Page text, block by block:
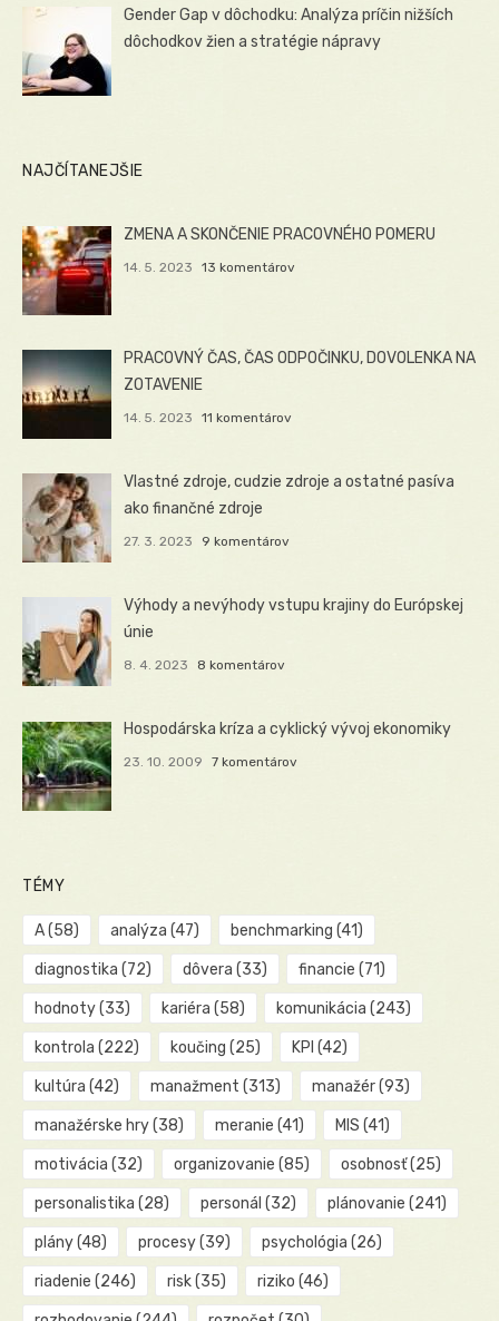
Gender Gap v dôchodku: Analýza príčin nižších
dôchodkov žien a stratégie nápravy
NAJČÍTANEJŠIE
ZMENA A SKONČENIE PRACOVNÉHO POMERU
14. 5. 2023 13 komentárov
PRACOVNÝ ČAS, ČAS ODPOČINKU, DOVOLENKA NA
ZOTAVENIE
14. 5. 2023 11 komentárov
Vlastné zdroje, cudzie zdroje a ostatné pasíva
ako finančné zdroje
27. 3. 2023 9 komentárov
Výhody a nevýhody vstupu krajiny do Európskej
únie
8. 4. 2023 8 komentárov
Hospodárska kríza a cyklický vývoj ekonomiky
23. 10. 2009 7 komentárov
TÉMY
A(58) analýza (47) benchmarking (41)
diagnostika (72) dôvera (33) financie (71)
hodnoty(33) kariéra (58) komunikácia (243)
kontrola (222) koučing (25) KPI (42)
kultúra (42) manažment (313) manažér(93)
manažérske hry(38) meranie (41) MIS (41)
motivácia (32) organizovanie (85) osobnosť(25)
personalistika (28) personál (32) plánovanie (241)
plány(48) procesy(39) psychológia (26)
riadenie (246) risk(35) riziko (46)